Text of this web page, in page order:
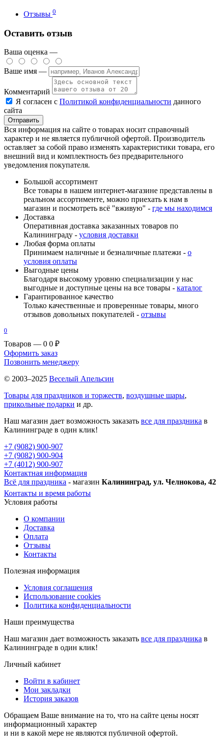
Отзывы 0
Оставить отзыв
Ваша оценка —
Ваше имя —
Комментарий
Я согласен с Политикой конфиденциальности данного
сайта
Вся информация на сайте о товарах носит справочный
характер и не является публичной офертой. Производитель
оставляет за собой право изменять характеристики товара, его
внешний вид и комплектность без предварительного
уведомления покупателя.
Большой ассортимент
Все товары в нашем интернет-магазине представлены в
реальном ассортименте, можно приехать к нам в
магазин и посмотреть всё "вживую" - где мы находимся
Доставка
Оперативная доставка заказанных товаров по
Калининграду - условия доставки
Любая форма оплаты
Принимаем наличные и безналичные платежи - о
условия оплаты
Выгодные цены
Благодаря высокому уровню специализации у нас
выгодные и доступные цены на все товары - каталог
Гарантированное качество
Только качественные и проверенные товары, много
отзывов довольных покупателей - отзывы
0
Товаров — 0 0 ₽
Оформить заказ
Позвонить менеджеру
© 2003–2025 Веселый Апельсин
Товары для праздников и торжеств, воздушные шары,
прикольные подарки и др.
Наш магазин дает возможность заказать все для праздника в
Калининграде в один клик!
+7 (9082) 900-907
+7 (9082) 900-904
+7 (4012) 900-907
Контактная информация
Всё для праздника - магазин Калининград, ул. Челнокова, 42
Контакты и время работы
Условия работы
О компании
Доставка
Оплата
Отзывы
Контакты
Полезная информация
Условия соглашения
Использование cookies
Политика конфиденциальности
Наши преимущества
Наш магазин дает возможность заказать все для праздника в
Калининграде в один клик!
Личный кабинет
Войти в кабинет
Мои закладки
История заказов
Обращаем Ваше внимание на то, что на сайте цены носят
информационный характер
и ни в какой мере не являются публичной офертой.